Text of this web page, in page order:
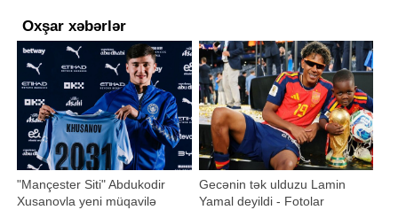
Oxşar xəbərlər
"Mançester Siti" Abdukodir
Xusanovla yeni müqavilə
Gecənin tək ulduzu Lamin
Yamal deyildi - Fotolar